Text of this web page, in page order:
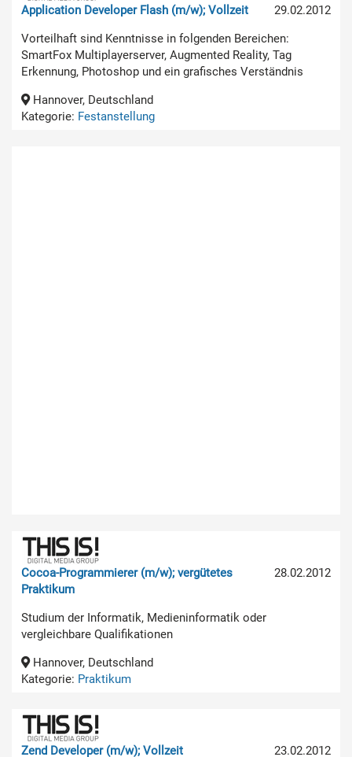
29.02.2012
Application Developer Flash (m/w); Vollzeit
Vorteilhaft sind Kenntnisse in folgenden Bereichen:
SmartFox Multiplayerserver, Augmented Reality, Tag
Erkennung, Photoshop und ein grafisches Verständnis
Hannover, Deutschland
Kategorie: Festanstellung
28.02.2012
Cocoa-Programmierer (m/w); vergütetes
Praktikum
Studium der Informatik, Medieninformatik oder
vergleichbare Qualifikationen
Hannover, Deutschland
Kategorie: Praktikum
23.02.2012
Zend Developer (m/w); Vollzeit